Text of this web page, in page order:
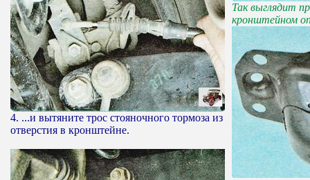
4. ...и вытяните трос стояночного тормоза из
отверстия в кронштейне.
Так выглядит
кронштейном